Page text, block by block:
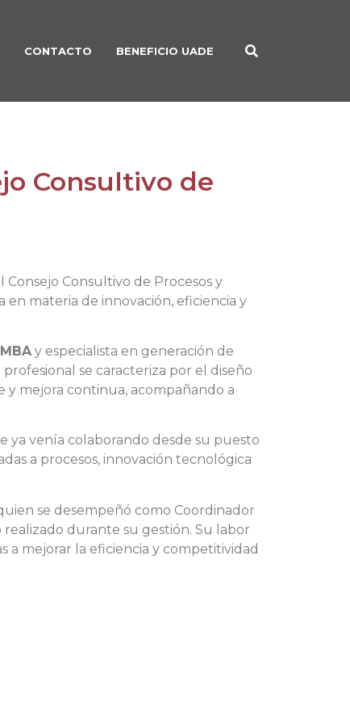
CONTACTO BENEFICIO UADE
Consultivo de
Consultivo de Procesos y
materia de innovación, eficiencia y
MBAy especialista en generación de
se caracteriza por el diseño
y mejora continua, acompañando a
ya venía colaborando desde su puesto
a procesos, innovación tecnológica
se desempeñó como Coordinador
realizado durante su gestión. Su labor
a mejorar la eficiencia y competitividad